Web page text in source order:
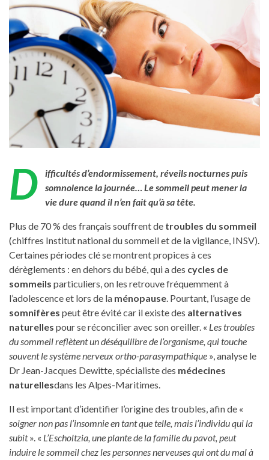
D
ifficultés d’endormissement, réveils nocturnes puis
somnolence la journée… Le sommeil peut mener la
vie dure quand il n’en fait qu’à sa tête.
Plus de 70 % des français souffrent de troubles du sommeil
(chiffres Institut national du sommeil et de la vigilance, INSV).
Certaines périodes clé se montrent propices à ces
dérèglements : en dehors du bébé, qui a des cycles de
sommeils particuliers, on les retrouve fréquemment à
l’adolescence et lors de la ménopause. Pourtant, l’usage de
somnifères peut être évité car il existe des alternatives
naturelles pour se réconcilier avec son oreiller. « Les troubles
du sommeil reflètent un déséquilibre de l’organisme, qui touche
souvent le système nerveux ortho-parasympathique », analyse le
Dr Jean-Jacques Dewitte, spécialiste des médecines
naturellesdans les Alpes-Maritimes.
Il est important d’identifier l’origine des troubles, afin de «
soigner non pas l’insomnie en tant que telle, mais l’individu qui la
subit». « L’Escholtzia, une plante de la famille du pavot, peut
induire le sommeil chez les personnes nerveuses qui ont du mal à